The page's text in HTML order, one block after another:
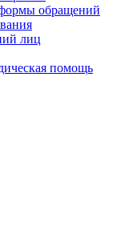
обращений
лиц
помощь